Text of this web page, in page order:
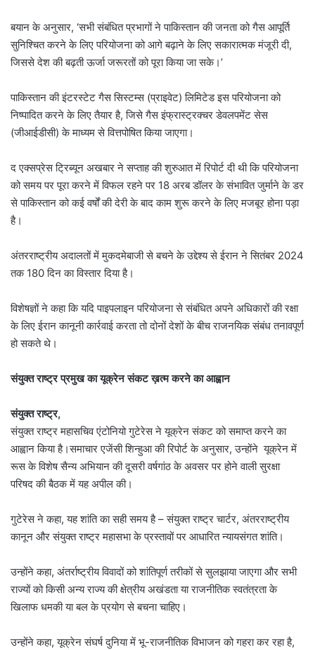
बयान के अनुसार, ‘सभी संबंधित प्रभागों ने पाकिस्तान की जनता को गैस आपूर्ति
सुनिश्चित करने के लिए परियोजना को आगे बढ़ाने के लिए सकारात्मक मंजूरी दी,
जिससे देश की बढ़ती ऊर्जा जरूरतों को पूरा किया जा सके।’
पाकिस्तान की इंटरस्टेट गैस सिस्टम्स (प्राइवेट) लिमिटेड इस परियोजना को
निष्पादित करने के लिए तैयार है, जिसे गैस इंफ्रास्ट्रक्चर डेवलपमेंट सेस
(जीआईडीसी) के माध्यम से वित्तपोषित किया जाएगा।
द एक्सप्रेस ट्रिब्यून अखबार ने सप्ताह की शुरुआत में रिपोर्ट दी थी कि परियोजना
को समय पर पूरा करने में विफल रहने पर 18 अरब डॉलर के संभावित जुर्माने के डर
से पाकिस्तान को कई वर्षों की देरी के बाद काम शुरू करने के लिए मजबूर होना पड़ा
है।
अंतरराष्ट्रीय अदालतों में मुकदमेबाजी से बचने के उद्देश्य से ईरान ने सितंबर 2024
तक 180 दिन का विस्तार दिया है।
विशेषज्ञों ने कहा कि यदि पाइपलाइन परियोजना से संबंधित अपने अधिकारों की रक्षा
के लिए ईरान कानूनी कार्रवाई करता तो दोनों देशों के बीच राजनयिक संबंध तनावपूर्ण
हो सकते थे।
संयुक्त राष्ट्र प्रमुख का यूक्रेन संकट ख़त्म करने का आह्वान
संयुक्त राष्ट्र,
संयुक्त राष्ट्र महासचिव एंटोनियो गुटेरेस ने यूक्रेन संकट को समाप्त करने का
आह्वान किया है।समाचार एजेंसी शिन्हुआ की रिपोर्ट के अनुसार, उन्होंने यूक्रेन में
रूस के विशेष सैन्य अभियान की दूसरी वर्षगांठ के अवसर पर होने वाली सुरक्षा
परिषद की बैठक में यह अपील की।
गुटेरेस ने कहा, यह शांति का सही समय है – संयुक्त राष्ट्र चार्टर, अंतरराष्ट्रीय
कानून और संयुक्त राष्ट्र महासभा के प्रस्तावों पर आधारित न्यायसंगत शांति।
उन्होंने कहा, अंतर्राष्ट्रीय विवादों को शांतिपूर्ण तरीकों से सुलझाया जाएगा और सभी
राज्यों को किसी अन्य राज्य की क्षेत्रीय अखंडता या राजनीतिक स्वतंत्रता के
खिलाफ धमकी या बल के प्रयोग से बचना चाहिए।
उन्होंने कहा, यूक्रेन संघर्ष दुनिया में भू-राजनीतिक विभाजन को गहरा कर रहा है,